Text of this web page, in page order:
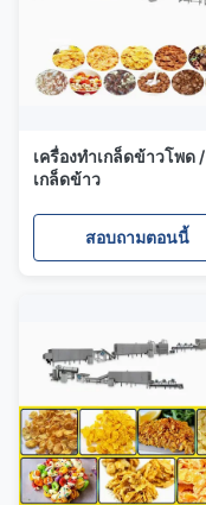
เครื่องทำเกล็ดข้าวโพด /
เกล็ดข้าว
สอบถามตอนนี้